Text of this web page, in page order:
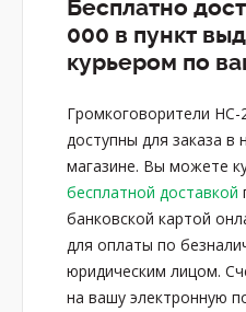
Бесплатно
000 в пункт
курьером по
Громкоговорители
доступны для заказа в
магазине. Вы можете
бесплатной доставкой
банковской картой
для оплаты по
юридическим лицом.
на вашу электронную